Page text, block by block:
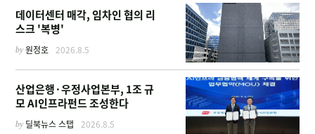
데이터센터 매각, 임차인 협의 리
스크 '복병'
by원정호 2026.8.5
산업은행·우정사업본부, 1조 규
모 AI인프라펀드 조성한다
by 딜북뉴스 스탭 2026.8.5